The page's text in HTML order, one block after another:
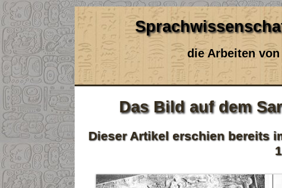
die Arbeiten
Das Bild auf dem
Dieser Artikel erschien bereits